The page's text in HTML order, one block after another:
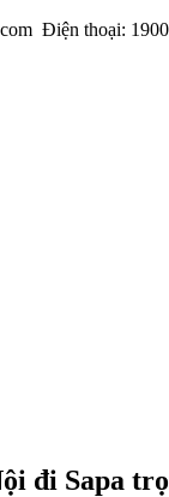
Điện thoại:
đi Sapa